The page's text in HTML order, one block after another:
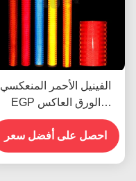
الفينيل الأحمر المنعكسي
EGP الورق العاكس
للطباعة UV للمذيب البيئي
احصل على أفضل سعر